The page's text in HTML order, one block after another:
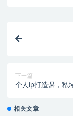
下一篇
个人ip打造课，私
相关文章